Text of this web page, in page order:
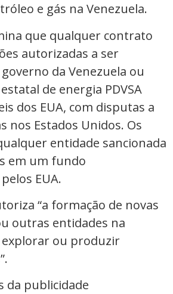
⁠e gás ​na Venezuela.
que qualquer contrato
autorizadas a ser
​da Venezuela ou
de energia PDVSA
dos EUA, com ​disputas a
nos Estados Unidos. Os
entidade sancionada
⁠em um fundo
EUA.
“a formação ⁠de novas
outras entidades na
explorar ou produzir
da publicidade